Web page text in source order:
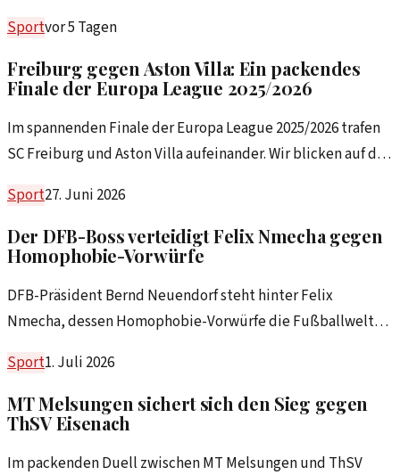
Sportvor 5 Tagen
Freiburg gegen Aston Villa: Ein packendes
Finale der Europa League 2025/2026
Im spannenden Finale der Europa League 2025/2026 trafen
SC Freiburg und Aston Villa aufeinander. Wir blicken auf die
Sport27. Juni 2026
Der DFB-Boss verteidigt Felix Nmecha gegen
Homophobie-Vorwürfe
DFB-Präsident Bernd Neuendorf steht hinter Felix
Nmecha, dessen Homophobie-Vorwürfe die Fußballwelt
Reaktionen.
Sport1. Juli 2026
MT Melsungen sichert sich den Sieg gegen
ThSV Eisenach
Im packenden Duell zwischen MT Melsungen und ThSV